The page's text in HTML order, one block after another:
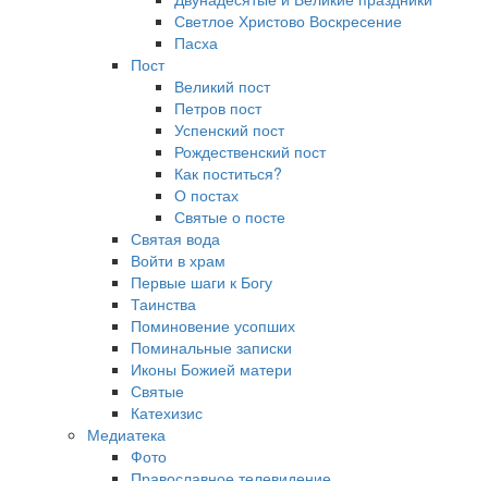
Светлое Христово Воскресение
Пасха
Пост
Великий пост
Петров пост
Успенский пост
Рождественский пост
Как поститься?
О постах
Святые о посте
Святая вода
Войти в храм
Первые шаги к Богу
Таинства
Поминовение усопших
Поминальные записки
Иконы Божией матери
Святые
Катехизис
Медиатека
Фото